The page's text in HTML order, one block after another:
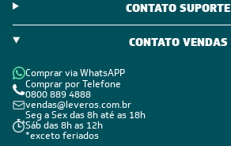
CONTATO SUPORTE
CONTATO VENDAS
Comprar via WhatsAPP
Comprar por Telefone
0800 889 4888
vendas@leveros.com.br
Seg a Sex das 8h até as 18h
Sáb das 8h as 12h
*exceto feriados